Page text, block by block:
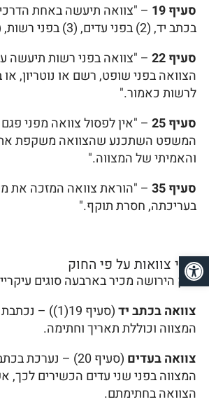
סעיף 19
בכתב יד, (2) בפני עדים, (3) בפני רשות, (4) בעל פה."
סעיף 22
– "צוואה בפני רשות תיעשה
הצוואה בפני שופט, רשם או נוטריון,
לרשות כאמור."
סעיף 25
– "אין לפסול צוואה מפני
המשפט השתכנע שהצוואה משקפת את
והאמיתי של המצווה."
סעיף 35
– "הוראת צוואה המזכה את
בעריכתה, חסרת תוקף."
סוגי צוואות על פי החוק
חוק הירושה מכיר בארבעה סוגים
צוואה בכתב יד
(סעיף 19(1))
המצווה וכוללת תאריך וחתימה.
צוואה בעדים
(סעיף 20) –
המצווה בפני שני עדים הכשירים
הצוואה בחתימתם.
פתח סרגל נגישות